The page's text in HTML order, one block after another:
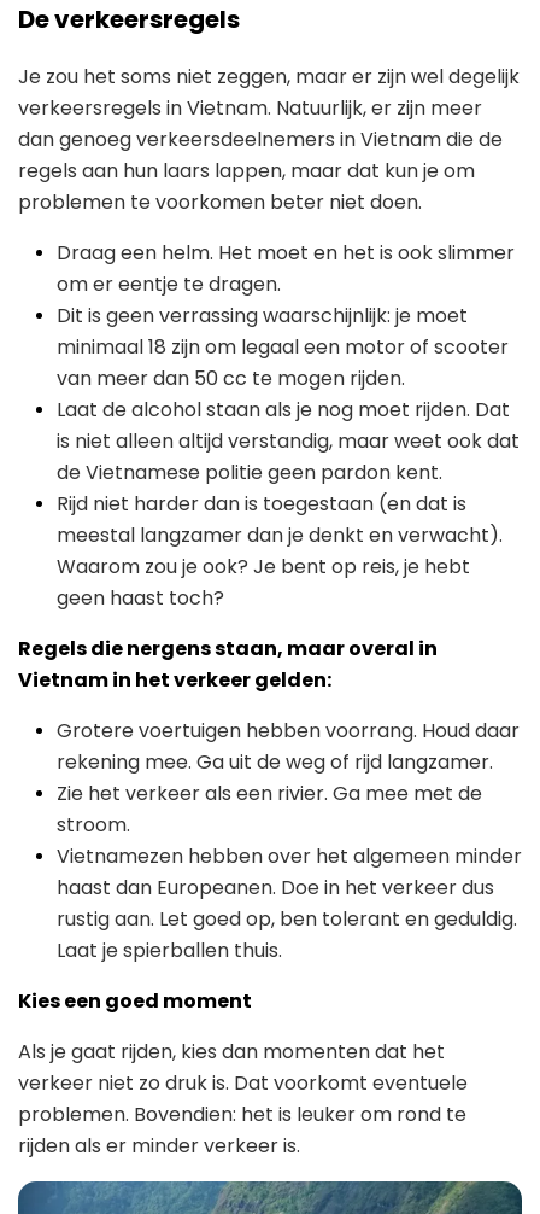
De verkeersregels
Je zou het soms niet zeggen, maar er zijn wel degelijk
verkeersregels in Vietnam. Natuurlijk, er zijn meer
dan genoeg verkeersdeelnemers in Vietnam die de
regels aan hun laars lappen, maar dat kun je om
problemen te voorkomen beter niet doen.
Draag een helm. Het moet en het is ook slimmer
om er eentje te dragen.
Dit is geen verrassing waarschijnlijk: je moet
minimaal 18 zijn om legaal een motor of scooter
van meer dan 50 cc te mogen rijden.
Laat de alcohol staan als je nog moet rijden. Dat
is niet alleen altijd verstandig, maar weet ook dat
de Vietnamese politie geen pardon kent.
Rijd niet harder dan is toegestaan (en dat is
meestal langzamer dan je denkt en verwacht).
Waarom zou je ook? Je bent op reis, je hebt
geen haast toch?
Regels die nergens staan, maar overal in
Vietnam in het verkeer gelden:
Grotere voertuigen hebben voorrang. Houd daar
rekening mee. Ga uit de weg of rijd langzamer.
Zie het verkeer als een rivier. Ga mee met de
stroom.
Vietnamezen hebben over het algemeen minder
haast dan Europeanen. Doe in het verkeer dus
rustig aan. Let goed op, ben tolerant en geduldig.
Laat je spierballen thuis.
Kies een goed moment
Als je gaat rijden, kies dan momenten dat het
verkeer niet zo druk is. Dat voorkomt eventuele
problemen. Bovendien: het is leuker om rond te
rijden als er minder verkeer is.